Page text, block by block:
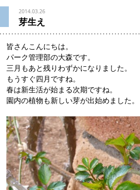
2014.03.26
芽生え
皆さんこんにちは。
パーク管理部の大森です。
三月もあと残りわずかになりました。
もうすぐ四月ですね。
春は新生活が始まる次期ですね。
園内の植物も新しい芽が出始めました。